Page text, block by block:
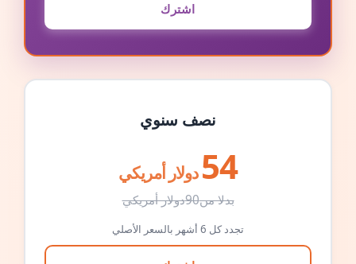
اشترك
نصف سنوي
54 دولار أمريكي
بدلا من90دولار أمريكي
تجدد كل 6 أشهر بالسعر الأصلي